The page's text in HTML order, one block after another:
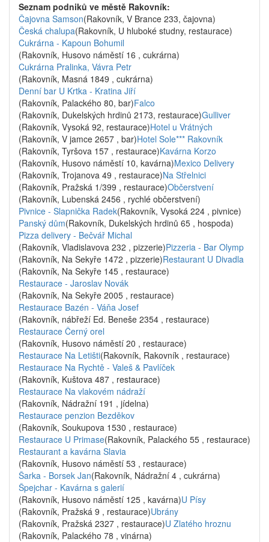
Seznam podniků ve městě Rakovník:
Čajovna Samson(Rakovník, V Brance 233, čajovna)
Česká chalupa(Rakovník, U hluboké studny, restaurace)
Cukrárna - Kapoun Bohumil
(Rakovník, Husovo náměstí 16 , cukrárna)
Cukrárna Pralinka, Vávra Petr
(Rakovník, Masná 1849 , cukrárna)
Denní bar U Krtka - Kratina Jiří
(Rakovník, Palackého 80, bar)Falco
(Rakovník, Dukelských hrdinů 2173, restaurace)Gulliver
(Rakovník, Vysoká 92, restaurace)Hotel u Vrátných
(Rakovník, V jamce 2657 , bar)Hotel Sole*** Rakovník
(Rakovník, Tyršova 157 , restaurace)Kavárna Korzo
(Rakovník, Husovo náměstí 10, kavárna)Mexico Delivery
(Rakovník, Trojanova 49 , restaurace)Na Střelnici
(Rakovník, Pražská 1/399 , restaurace)Občerstvení
(Rakovník, Lubenská 2456 , rychlé občerstvení)
Pivnice - Slapnička Radek(Rakovník, Vysoká 224 , pivnice)
Panský dům(Rakovník, Dukelských hrdinů 65 , hospoda)
Pizza delivery - Bečvář Michal
(Rakovník, Vladislavova 232 , pizzerie)Pizzeria - Bar Olymp
(Rakovník, Na Sekyře 1472 , pizzerie)Restaurant U Divadla
(Rakovník, Na Sekyře 145 , restaurace)
Restaurace - Jaroslav Novák
(Rakovník, Na Sekyře 2005 , restaurace)
Restaurace Bazén - Váňa Josef
(Rakovník, nábřeží Ed. Beneše 2354 , restaurace)
Restaurace Černý orel
(Rakovník, Husovo náměstí 20 , restaurace)
Restaurace Na Letišti(Rakovník, Rakovník , restaurace)
Restaurace Na Rychtě - Valeš & Pavlíček
(Rakovník, Kuštova 487 , restaurace)
Restaurace Na vlakovém nádraží
(Rakovník, Nádražní 191 , jídelna)
Restaurace penzion Bezděkov
(Rakovník, Soukupova 1530 , restaurace)
Restaurace U Primase(Rakovník, Palackého 55 , restaurace)
Restaurant a kavárna Slavia
(Rakovník, Husovo náměstí 53 , restaurace)
Šarka - Borsek Jan(Rakovník, Nádražní 4 , cukrárna)
Špejchar - Kavárna s galerií
(Rakovník, Husovo náměstí 125 , kavárna)U Písy
(Rakovník, Pražská 9 , restaurace)Ubrány
(Rakovník, Pražská 2327 , restaurace)U Zlatého hroznu
(Rakovník, Palackého 78 , vinárna)